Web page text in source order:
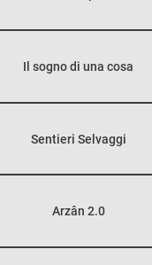
Il sogno di una cosa
Sentieri Selvaggi
Arzân 2.0